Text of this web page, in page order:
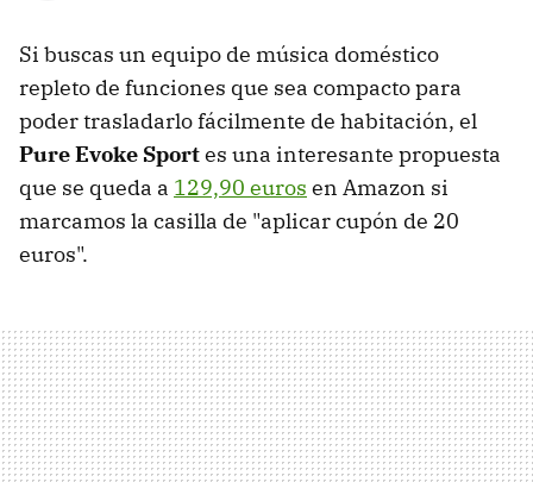
Si buscas un equipo de música doméstico
repleto de funciones que sea compacto para
poder trasladarlo fácilmente de habitación, el
Pure Evoke Sportes una interesante propuesta
que se queda a 129,90 euros en Amazon si
marcamos la casilla de "aplicar cupón de 20
euros".